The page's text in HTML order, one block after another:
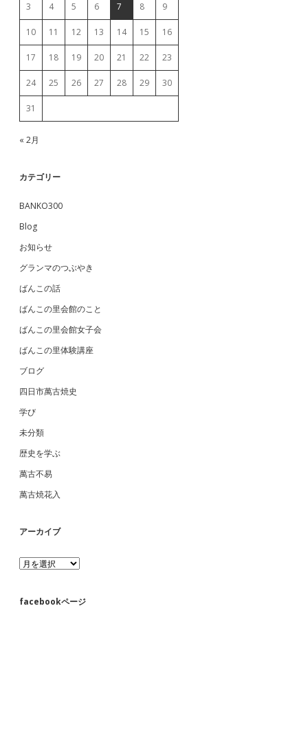
3 4 5 6 7 8 9
10 11 12 13 14 15 16
17 18 19 20 21 22 23
24 25 26 27 28 29 30
31
« 2月
カテゴリー
BANKO300
Blog
お知らせ
グランマのつぶやき
ばんこの話
ばんこの里会館のこと
ばんこの里会館女子会
ばんこの里体験講座
ブログ
四日市萬古焼史
学び
未分類
歴史を学ぶ
萬古不易
萬古焼花入
アーカイブ
ア
ー
イ
facebookページ